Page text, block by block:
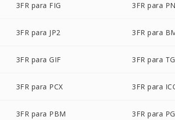
3FR para FIG 3FR para
3FR para JP2 3FR para
3FR para GIF 3FR para
3FR para PCX 3FR para
3FR para PBM 3FR para